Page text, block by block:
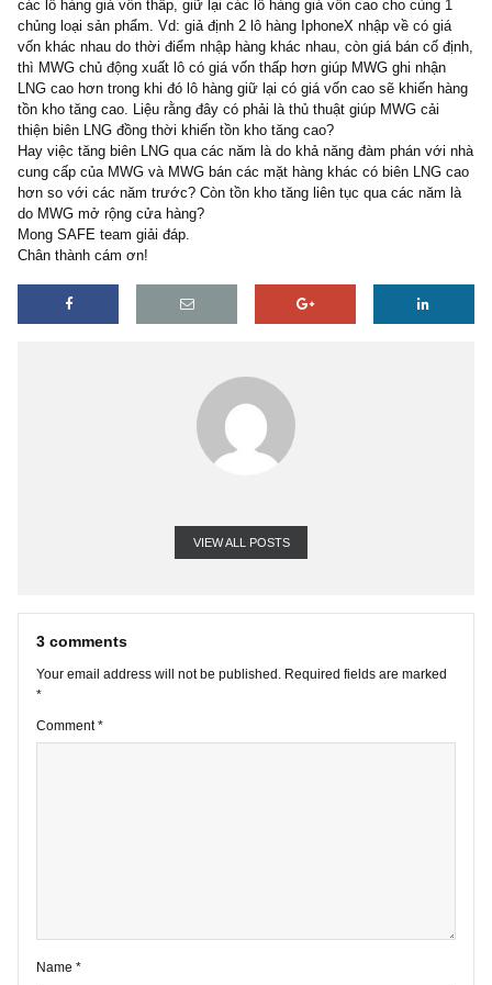
phương pháp thực tế đích danh.
Có ý kiến cho rằng: phương pháp tính giá vốn thực tế đích danh
MWG chủ động ghi nhận lợi nhuận gộp cao hơn bằng cách xuất
các lô hàng giá vốn thấp, giữ lại các lô hàng giá vốn cao cho
chủng loại sản phẩm. Vd: giả định 2 lô hàng IphoneX nhập về có
vốn khác nhau do thời điểm nhập hàng khác nhau, còn giá bán cố
thì MWG chủ động xuất lô có giá vốn thấp hơn giúp MWG ghi
LNG cao hơn trong khi đó lô hàng giữ lại có giá vốn cao sẽ khiến
tồn kho tăng cao. Liệu rằng đây có phải là thủ thuật giúp MWG cải
thiện biên LNG đồng thời khiến tồn kho tăng cao?
Hay việc tăng biên LNG qua các năm là do khả năng đàm phán
cung cấp của MWG và MWG bán các mặt hàng khác có biên
hơn so với các năm trước? Còn tồn kho tăng liên tục qua các
do MWG mở rộng cửa hàng?
VIEW ALL POSTS